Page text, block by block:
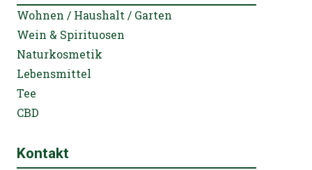
Wohnen / Haushalt / Garten
Wein & Spirituosen
Naturkosmetik
Lebensmittel
Tee
CBD
Kontakt